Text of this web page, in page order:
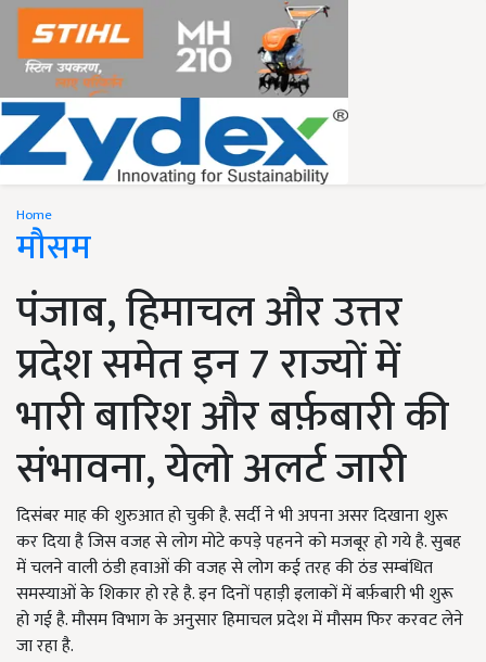
Home
मौसम
पंजाब, हिमाचल और उत्तर
प्रदेश समेत इन 7 राज्यों में
भारी बारिश और बर्फ़बारी की
संभावना, येलो अलर्ट जारी
दिसंबर माह की शुरुआत हो चुकी है. सर्दी ने भी अपना असर दिखाना शुरू
कर दिया है जिस वजह से लोग मोटे कपड़े पहनने को मजबूर हो गये है. सुबह
में चलने वाली ठंडी हवाओं की वजह से लोग कई तरह की ठंड सम्बंधित
समस्याओं के शिकार हो रहे है. इन दिनों पहाड़ी इलाकों में बर्फ़बारी भी शुरू
हो गई है. मौसम विभाग के अनुसार हिमाचल प्रदेश में मौसम फिर करवट लेने
जा रहा है.